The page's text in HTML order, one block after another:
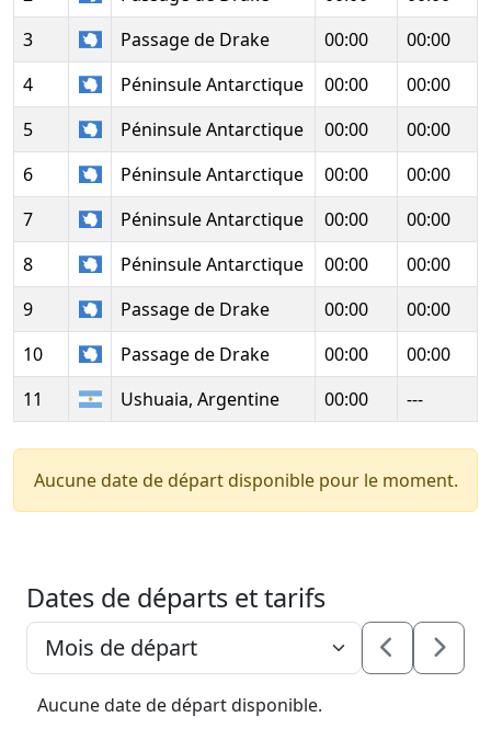
3
Passage de Drake 00:00
00:00
4
Péninsule Antarctique 00:00
00:00
5
Péninsule Antarctique 00:00
00:00
6
Péninsule Antarctique 00:00
00:00
7
Péninsule Antarctique 00:00
00:00
8
Péninsule Antarctique 00:00
00:00
9
Passage de Drake 00:00
00:00
10
Passage de Drake 00:00
00:00
11
Ushuaia, Argentine 00:00 ---
Aucune date de départ disponible pour le moment.
Dates de départs et tarifs
Aucune date de départ disponible.